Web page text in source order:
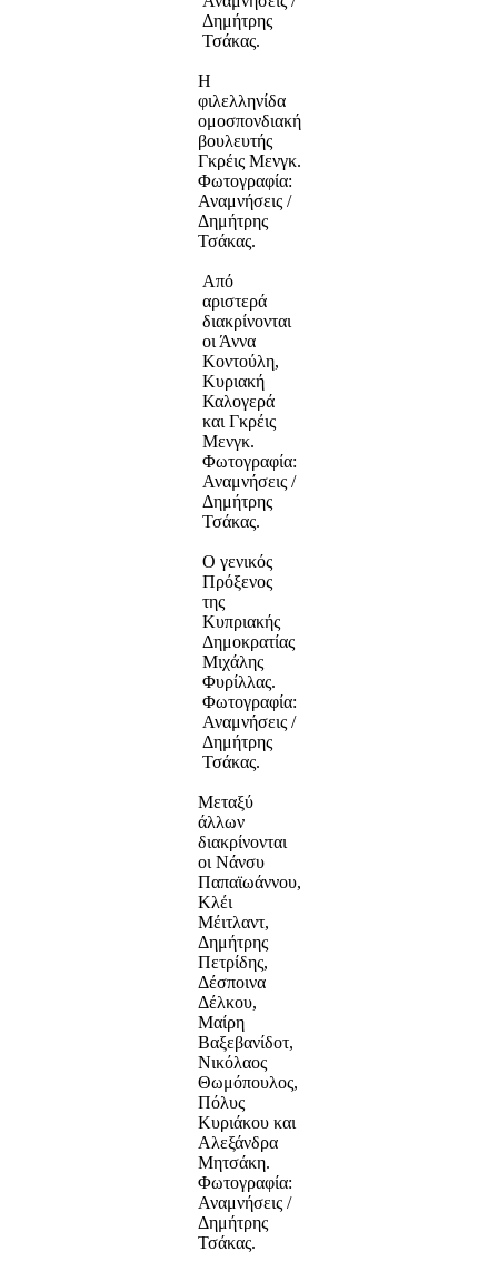
Δημήτρης
Τσάκας.
Η
φιλελληνίδα
ομοσπονδιακή
βουλευτής
Γκρέις Μενγκ.
Φωτογραφία:
Αναμνήσεις /
Δημήτρης
Τσάκας.
Από
αριστερά
διακρίνονται
οι Άννα
Κοντούλη,
Κυριακή
Καλογερά
και Γκρέις
Μενγκ.
Φωτογραφία:
Αναμνήσεις /
Δημήτρης
Τσάκας.
Ο γενικός
Πρόξενος
της
Κυπριακής
Δημοκρατίας
Μιχάλης
Φυρίλλας.
Φωτογραφία:
Αναμνήσεις /
Δημήτρης
Τσάκας.
Μεταξύ
άλλων
διακρίνονται
οι Νάνσυ
Παπαϊωάννου,
Κλέι
Μέιτλαντ,
Δημήτρης
Πετρίδης,
Δέσποινα
Δέλκου,
Μαίρη
Βαξεβανίδοτ,
Νικόλαος
Θωμόπουλος,
Πόλυς
Κυριάκου και
Αλεξάνδρα
Μητσάκη.
Φωτογραφία:
Αναμνήσεις /
Δημήτρης
Τσάκας.